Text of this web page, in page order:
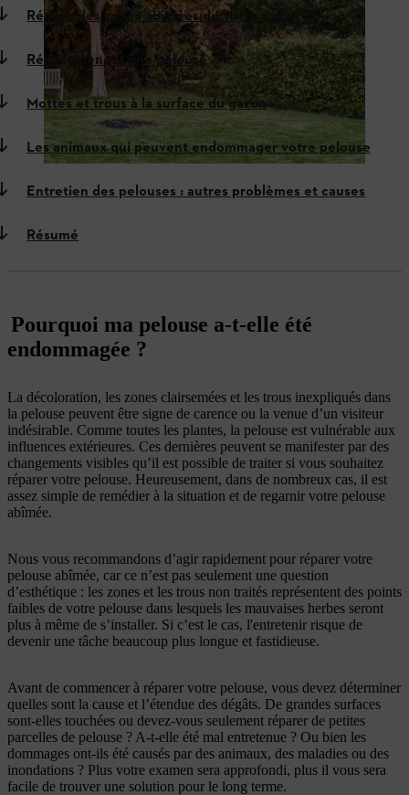
Réparer les zones abimées de votre gazon
Réensemencer une pelouse
Mottes et trous à la surface du gazon
Les animaux qui peuvent endommager votre pelouse
Entretien des pelouses : autres problèmes et causes
Résumé
Pourquoi ma pelouse a-t-elle été
endommagée ?
La décoloration, les zones clairsemées et les trous inexpliqués dans
la pelouse peuvent être signe de carence ou la venue d’un visiteur
indésirable. Comme toutes les plantes, la pelouse est vulnérable aux
influences extérieures. Ces dernières peuvent se manifester par des
changements visibles qu’il est possible de traiter si vous souhaitez
réparer votre pelouse. Heureusement, dans de nombreux cas, il est
assez simple de remédier à la situation et de regarnir votre pelouse
abîmée.
Nous vous recommandons d’agir rapidement pour réparer votre
pelouse abîmée, car ce n’est pas seulement une question
d’esthétique : les zones et les trous non traités représentent des points
faibles de votre pelouse dans lesquels les mauvaises herbes seront
plus à même de s’installer. Si c’est le cas, l'entretenir risque de
devenir une tâche beaucoup plus longue et fastidieuse.
Avant de commencer à réparer votre pelouse, vous devez déterminer
quelles sont la cause et l’étendue des dégâts. De grandes surfaces
sont-elles touchées ou devez-vous seulement réparer de petites
parcelles de pelouse ? A-t-elle été mal entretenue ? Ou bien les
dommages ont-ils été causés par des animaux, des maladies ou des
inondations ? Plus votre examen sera approfondi, plus il vous sera
facile de trouver une solution pour le long terme.